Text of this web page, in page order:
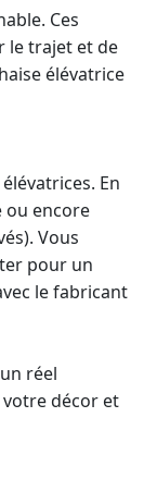
Ces
le trajet et de
élévatrice
En
ou encore
Vous
pour un
le fabricant
réel
décor et